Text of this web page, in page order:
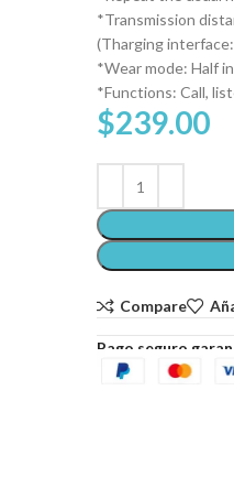
*Transmission
(Tharging
*Wear mode: Half
*Functions: Call,
$239.00
Compare
Pago seguro